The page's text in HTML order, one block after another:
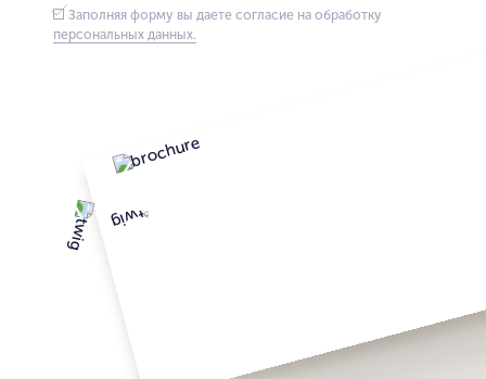
Заполняя форму вы даете согласие на обработку
персональных данных.